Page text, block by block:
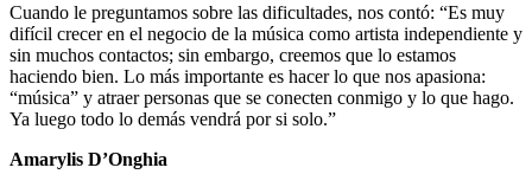
Cuando le preguntamos sobre las dificultades, nos contó: “Es muy
difícil crecer en el negocio de la música como artista independiente y
sin muchos contactos; sin embargo, creemos que lo estamos
haciendo bien. Lo más importante es hacer lo que nos apasiona:
“música” y atraer personas que se conecten conmigo y lo que hago.
Ya luego todo lo demás vendrá por si solo.”
Amarylis D’Onghia